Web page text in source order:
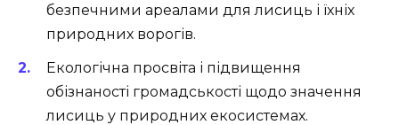
безпечними ареалами для лисиць і їхніх
природних ворогів.
Екологічна просвіта і підвищення
обізнаності громадськості щодо значення
лисиць у природних екосистемах.